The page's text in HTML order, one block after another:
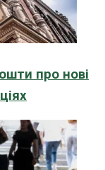
про нові